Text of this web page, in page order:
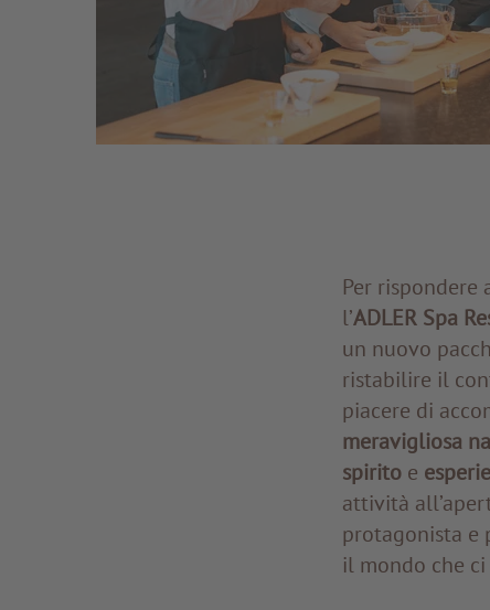
Per
l’ADLER Spa
un nuovo
ristabilire il
piacere di
meravigliosa
spiritoe
attività
protagonista e
il mondo che